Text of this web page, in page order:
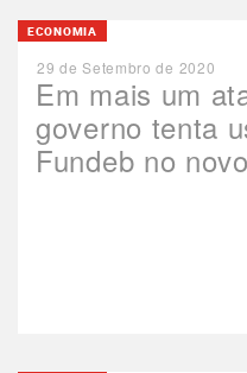
Em mais um
governo tenta
Fundeb no
ECONOMIA
29 de Setembro de 2020